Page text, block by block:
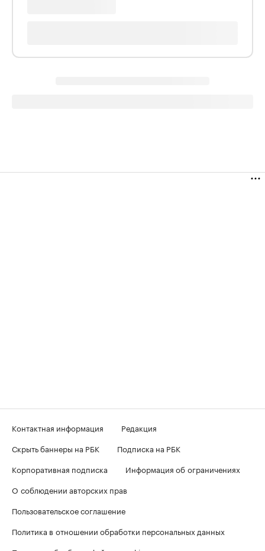
Контактная информация
Редакция
Скрыть баннеры на РБК
Подписка на РБК
Корпоративная подписка
Информация об ограничениях
О соблюдении авторских прав
Пользовательское соглашение
Политика в отношении обработки персональных данных